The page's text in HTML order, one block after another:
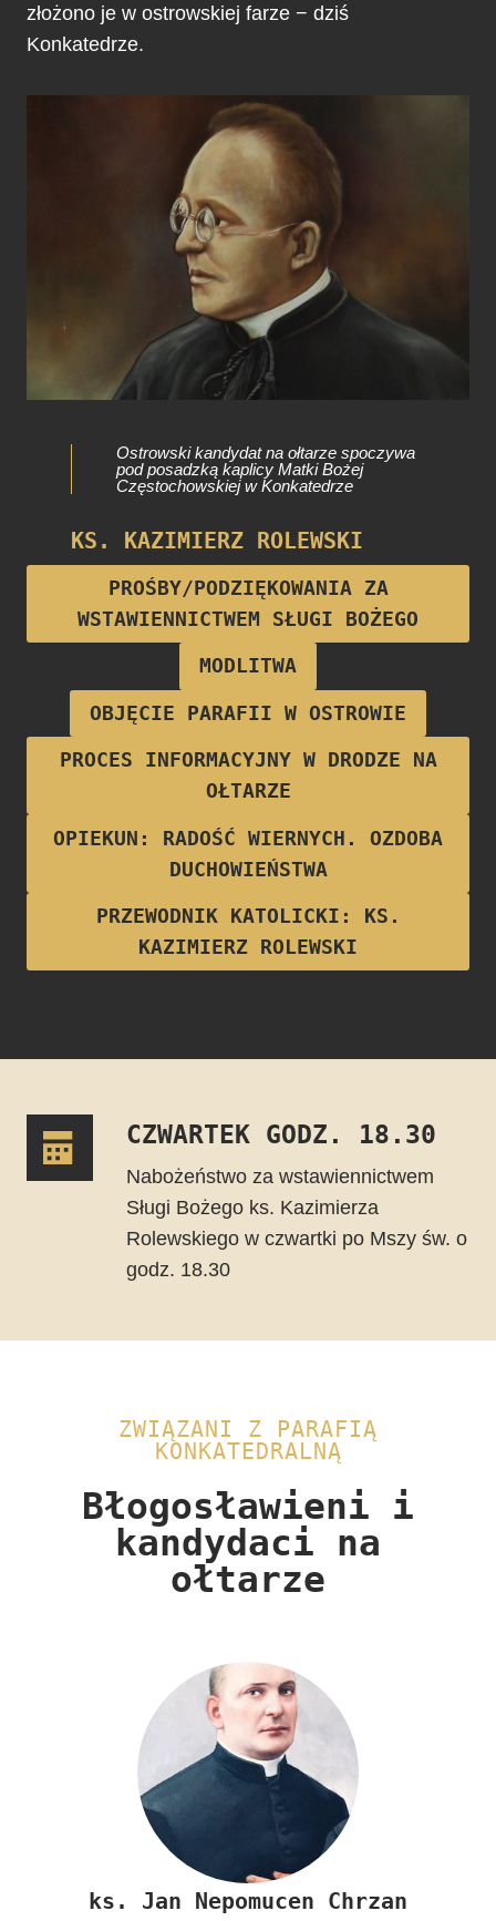
złożono je w ostrowskiej farze − dziś
Konkatedrze.
Ostrowski kandydat na ołtarze spoczywa
pod posadzką kaplicy Matki Bożej
Częstochowskiej w Konkatedrze
KS. KAZIMIERZ ROLEWSKI
Proboszcz parafii w latach 1922-1928
PROŚBY/PODZIĘKOWANIA ZA
WSTAWIENNICTWEM SŁUGI BOŻEGO
MODLITWA
OBJĘCIE PARAFII W OSTROWIE
PROCES INFORMACYJNY W DRODZE NA
OŁTARZE
OPIEKUN: RADOŚĆ WIERNYCH. OZDOBA
DUCHOWIEŃSTWA
PRZEWODNIK KATOLICKI: KS.
KAZIMIERZ ROLEWSKI
CZWARTEK GODZ. 18.30
Nabożeństwo za wstawiennictwem
Sługi Bożego ks. Kazimierza
Rolewskiego w czwartki po Mszy św. o
godz. 18.30
ZWIĄZANI Z PARAFIĄ
KONKATEDRALNĄ
Błogosławieni i
kandydaci na
ołtarze​
ks. Jan Nepomucen Chrzan